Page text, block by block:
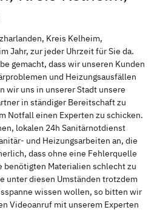
Kreis Kelheim,
Jahr, zur jeder Uhrzeit für Sie da.
gemacht, dass wir unseren Kunden
und Heizungsausfällen
wir uns in unserer Stadt unsere
in ständiger Bereitschaft zu
Notfall einen Experten zu schicken.
lokalen 24h Sanitärnotdienst
und Heizungsarbeiten an, die
dass ohne eine Fehlerquelle
benötigten Materialien schlecht zu
unter diesen Umständen trotzdem
wissen wollen, so bitten wir
Videoanruf mit unserem Experten